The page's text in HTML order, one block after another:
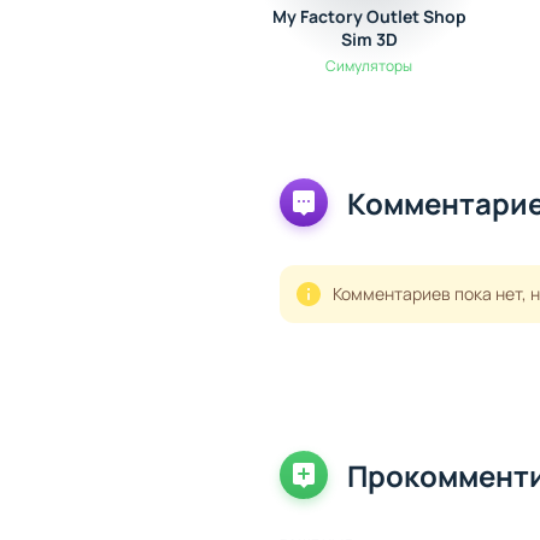
My Factory Outlet Shop
Sim 3D
Симуляторы
Комментариев пока нет,